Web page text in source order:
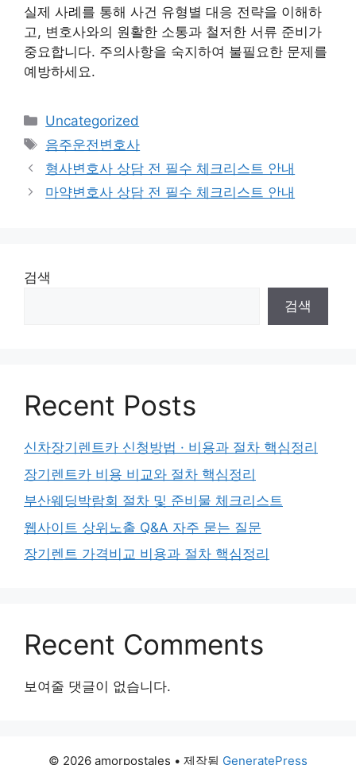
실제 사례를 통해 사건 유형별 대응 전략을 이해하
고, 변호사와의 원활한 소통과 철저한 서류 준비가
중요합니다. 주의사항을 숙지하여 불필요한 문제를
예방하세요.
카
테
리
Uncategorized
태
그
음주운전변호사
형사변호사 상담 전 필수 체크리스트 안내
마약변호사 상담 전 필수 체크리스트 안내
검색
검색
Recent Posts
신차장기렌트카 신청방법 · 비용과 절차 핵심정리
장기렌트카 비용 비교와 절차 핵심정리
부산웨딩박람회 절차 및 준비물 체크리스트
웹사이트 상위노출 Q&A 자주 묻는 질문
장기렌트 가격비교 비용과 절차 핵심정리
Recent Comments
보여줄 댓글이 없습니다.
© 2026 amorpostales • 제작됨 GeneratePress